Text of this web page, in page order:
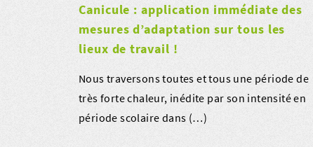
Canicule : application immédiate des
mesures d’adaptation sur tous les
lieux de travail !
Nous traversons toutes et tous une période de
très forte chaleur, inédite par son intensité en
période scolaire dans (…)